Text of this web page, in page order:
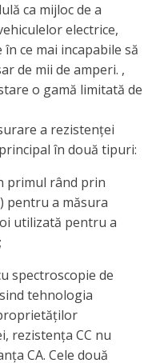
ca mijloc de a
electrice,
ce mai incapabile să
de mii de amperi. ,
o gamă limitată de
a rezistenței
în două tipuri:
primul rând prin
pentru a măsura
utilizată pentru a
spectroscopie de
tehnologia
rezistența CC nu
CA. Cele două